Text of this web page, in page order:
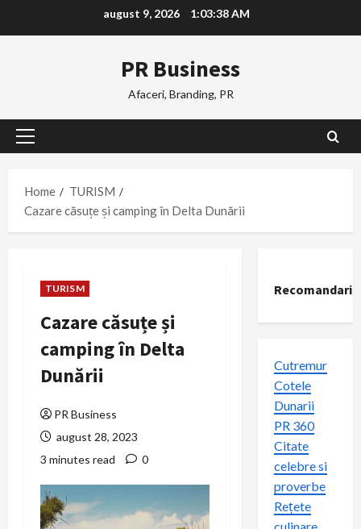
august 9, 2026 1:03:39 AM
PR Business
Afaceri, Branding, PR
Primary
Home
TURISM
Cazare căsuțe și camping în Delta Dunării
TURISM
Cazare căsuțe și
camping în Delta
Dunării
PR Business
august 28, 2023
3 minutes read
0
Recomandari
Cutremur
Cotele
Dunarii
PR 360
Citate
celebre si
proverbe
Rețete